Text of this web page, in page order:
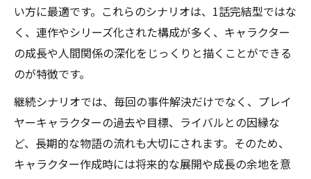
い方に最適です。これらのシナリオは、1話完結型ではな
く、連作やシリーズ化された構成が多く、キャラクター
の成長や人間関係の深化をじっくりと描くことができる
のが特徴です。
継続シナリオでは、毎回の事件解決だけでなく、プレイ
ヤーキャラクターの過去や目標、ライバルとの因縁な
ど、長期的な物語の流れも大切にされます。そのため、
キャラクター作成時には将来的な展開や成長の余地を意